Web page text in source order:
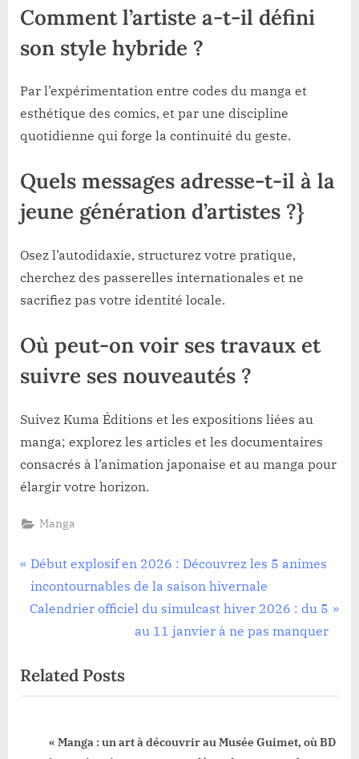
Comment l’artiste a-t-il défini
son style hybride ?
Par l’expérimentation entre codes du manga et
esthétique des comics, et par une discipline
quotidienne qui forge la continuité du geste.
Quels messages adresse-t-il à la
jeune génération d’artistes ?}
Osez l’autodidaxie, structurez votre pratique,
cherchez des passerelles internationales et ne
sacrifiez pas votre identité locale.
Où peut-on voir ses travaux et
suivre ses nouveautés ?
Suivez Kuma Éditions et les expositions liées au
manga; explorez les articles et les documentaires
consacrés à l’animation japonaise et au manga pour
élargir votre horizon.
Manga
Navigation
de
P
r
e
o
u
Début explosif en 2026 : Découvrez les 5 animes
incontournables de la saison hivernale
N
t
P
Calendrier officiel du simulcast hiver 2026 : du 5
au 11 janvier à ne pas manquer
Related Posts
« Manga : un art à découvrir au Musée Guimet, où BD